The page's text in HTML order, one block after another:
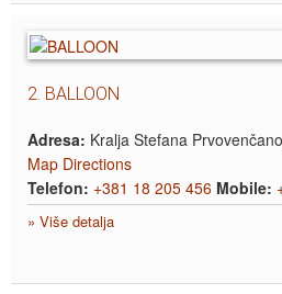
2. BALLOON
Adresa: Kralja Stefana
Map Directions
Telefon: +381 18 205 456 Mobile:
» Više detalja